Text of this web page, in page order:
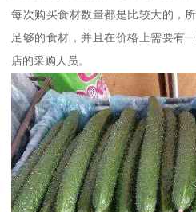
每次购买食材数量都是比较大的，
足够的食材，并且在价格上需要有
店的采购人员。